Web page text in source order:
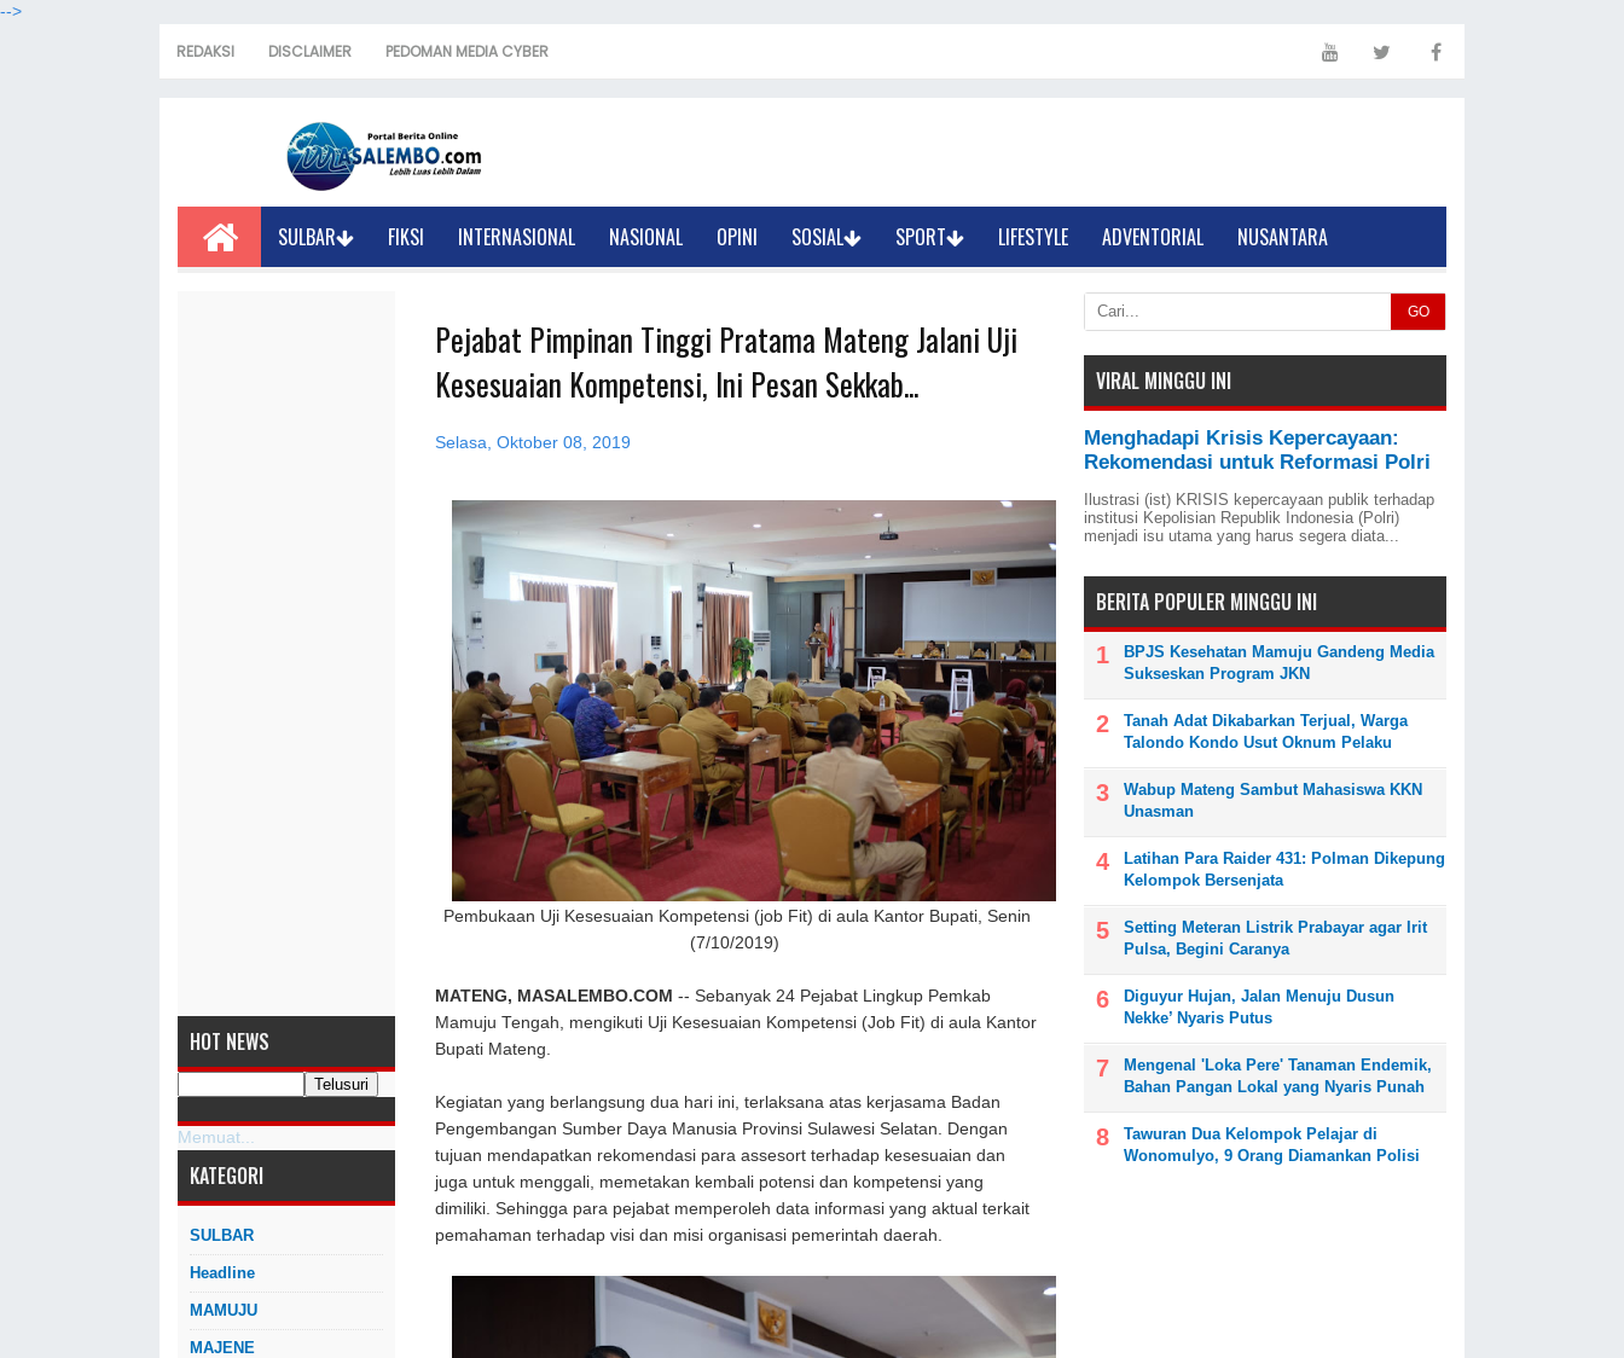
-->
REDAKSI DISCLAIMER PEDOMAN MEDIA CYBER
SULBAR FIKSI INTERNASIONAL NASIONAL OPINI SOSIAL SPORT LIFESTYLE ADVENTORIAL NUSANTARA
HOT NEWS
Memuat...
KATEGORI
SULBAR
Headline
MAMUJU
MAJENE
Pejabat Pimpinan Tinggi Pratama Mateng Jalani Uji
Kesesuaian Kompetensi, Ini Pesan Sekkab...
Selasa, Oktober 08, 2019
Pembukaan Uji Kesesuaian Kompetensi (job Fit) di aula Kantor Bupati, Senin
(7/10/2019)
MATENG, MASALEMBO.COM -- Sebanyak 24 Pejabat Lingkup Pemkab
Mamuju Tengah, mengikuti Uji Kesesuaian Kompetensi (Job Fit) di aula Kantor
Bupati Mateng.
Kegiatan yang berlangsung dua hari ini, terlaksana atas kerjasama Badan
Pengembangan Sumber Daya Manusia Provinsi Sulawesi Selatan. Dengan
tujuan mendapatkan rekomendasi para assesort terhadap kesesuaian dan
juga untuk menggali, memetakan kembali potensi dan kompetensi yang
dimiliki. Sehingga para pejabat memperoleh data informasi yang aktual terkait
pemahaman terhadap visi dan misi organisasi pemerintah daerah.
GO
VIRAL MINGGU INI
Menghadapi Krisis Kepercayaan:
Rekomendasi untuk Reformasi Polri
Ilustrasi (ist) KRISIS kepercayaan publik terhadap
institusi Kepolisian Republik Indonesia (Polri)
menjadi isu utama yang harus segera diata...
BERITA POPULER MINGGU INI
BPJS Kesehatan Mamuju Gandeng Media
Sukseskan Program JKN
Tanah Adat Dikabarkan Terjual, Warga
Talondo Kondo Usut Oknum Pelaku
Wabup Mateng Sambut Mahasiswa KKN
Unasman
Latihan Para Raider 431: Polman Dikepung
Kelompok Bersenjata
Setting Meteran Listrik Prabayar agar Irit
Pulsa, Begini Caranya
Diguyur Hujan, Jalan Menuju Dusun
Nekke’ Nyaris Putus
Mengenal 'Loka Pere' Tanaman Endemik,
Bahan Pangan Lokal yang Nyaris Punah
Tawuran Dua Kelompok Pelajar di
Wonomulyo, 9 Orang Diamankan Polisi